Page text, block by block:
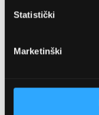
Statistički
Marketinški